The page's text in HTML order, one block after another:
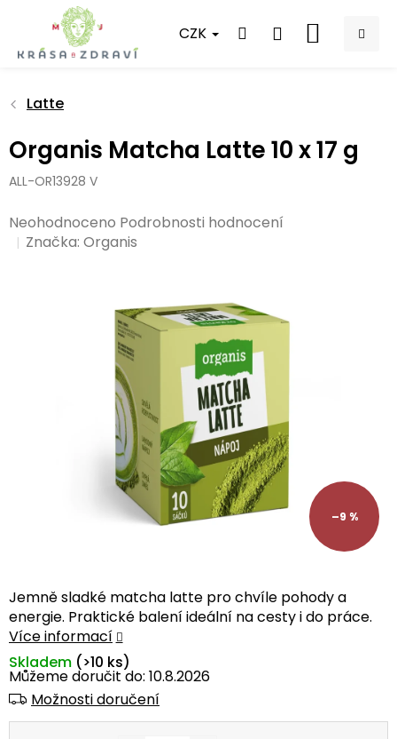
obsah
CZK
NÁKUPNÍ
Latte
Organis Matcha Latte 10 x 17 g
ALL-OR13928 V
Průměrné
hodnocení
Neohodnoceno Podrobnosti hodnocení
Značka:Organis
–9 %
Jemně sladké matcha latte pro chvíle pohody a
energie. Praktické balení ideální na cesty i do práce.
Více informací
Můžeme doručit do: 10.8.2026
Možnosti doručení
Skladem (>10 ks)